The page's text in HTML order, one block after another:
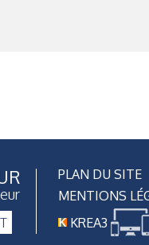
PLAN DU SITE
MENTIONS
KREA3